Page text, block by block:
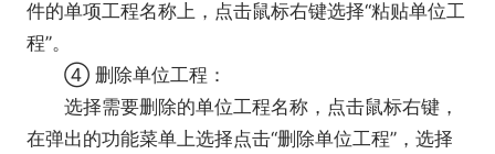
件的单项工程名称上，点击鼠标右键选择“粘贴单位工
程”。
④ 删除单位工程：
选择需要删除的单位工程名称，点击鼠标右键，
在弹出的功能菜单上选择点击“删除单位工程”，选择